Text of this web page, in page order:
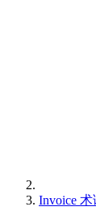
Invoice